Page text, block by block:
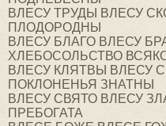
ВЛЕСУ ТРУДЫ ВЛЕСУ
ПЛОДОРОДНЫ
ВЛЕСУ БЛАГО ВЛЕСУ
ХЛЕБОСОЛЬСТВО
ВЛЕСУ КЛЯТВЫ ВЛЕСУ
ПОКЛОНЕНЬЯ ЗНАТНЫ
ВЛЕСУ СВЯТО ВЛЕСУ
ПРЕБОГАТА